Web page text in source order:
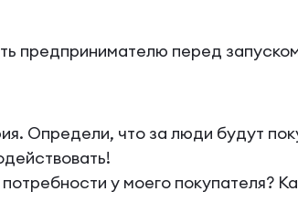
предпринимателю перед
Определи, что за люди будут
у моего покупателя?